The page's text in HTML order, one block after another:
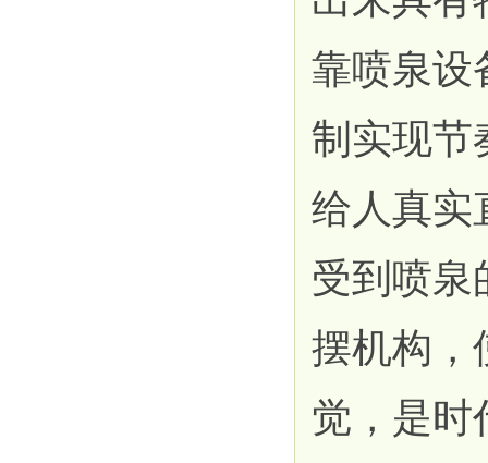
靠喷泉设
制实现节
给人真实
受到喷泉
摆机构，
觉，是时